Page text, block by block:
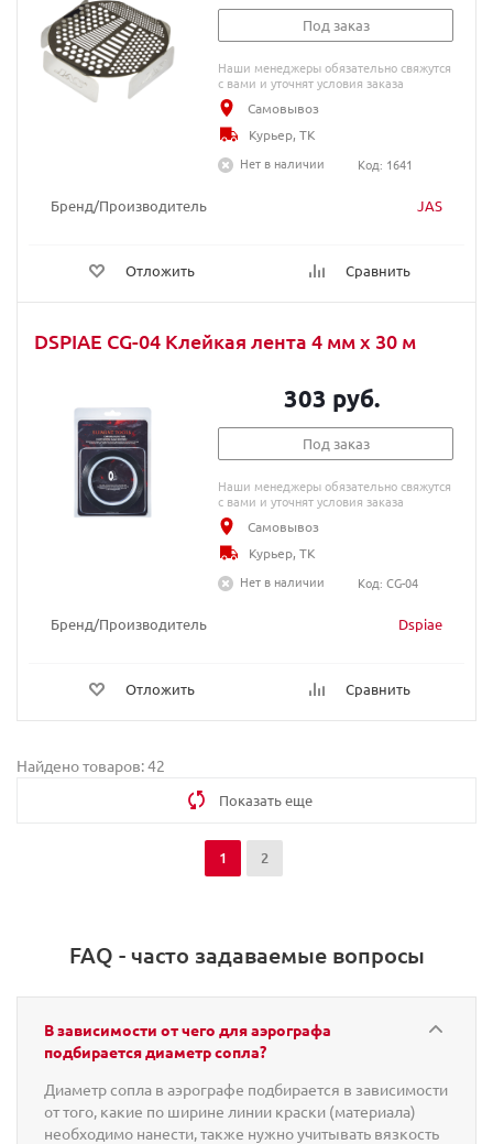
Бренд/Производитель JAS
Отложить Сравнить
Под заказ
Наши менеджеры обязательно свяжутся
с вами и уточнят условия заказа
Самовывоз
Курьер, ТК
Нет в наличии
Код: 1641
DSPIAE CG-04 Клейкая лента 4 мм х 30 м
Бренд/Производитель Dspiae
Отложить Сравнить
303 руб.
Под заказ
Наши менеджеры обязательно свяжутся
с вами и уточнят условия заказа
Самовывоз
Курьер, ТК
Нет в наличии
Код: CG-04
Найдено товаров: 42
Показать еще
1 2
FAQ - часто задаваемые вопросы
В зависимости от чего для аэрографа
подбирается диаметр сопла?
Диаметр сопла в аэрографе подбирается в зависимости
от того, какие по ширине линии краски (материала)
необходимо нанести, также нужно учитывать вязкость